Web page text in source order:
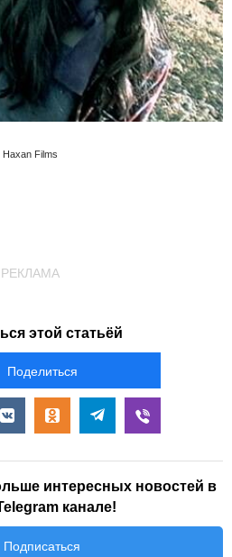
Haxan Films
РЕКЛАМА
этой статьёй
Поделиться
интересных новостей в
канале!
Подписаться